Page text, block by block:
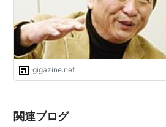
gigazine.net
関連ブログ